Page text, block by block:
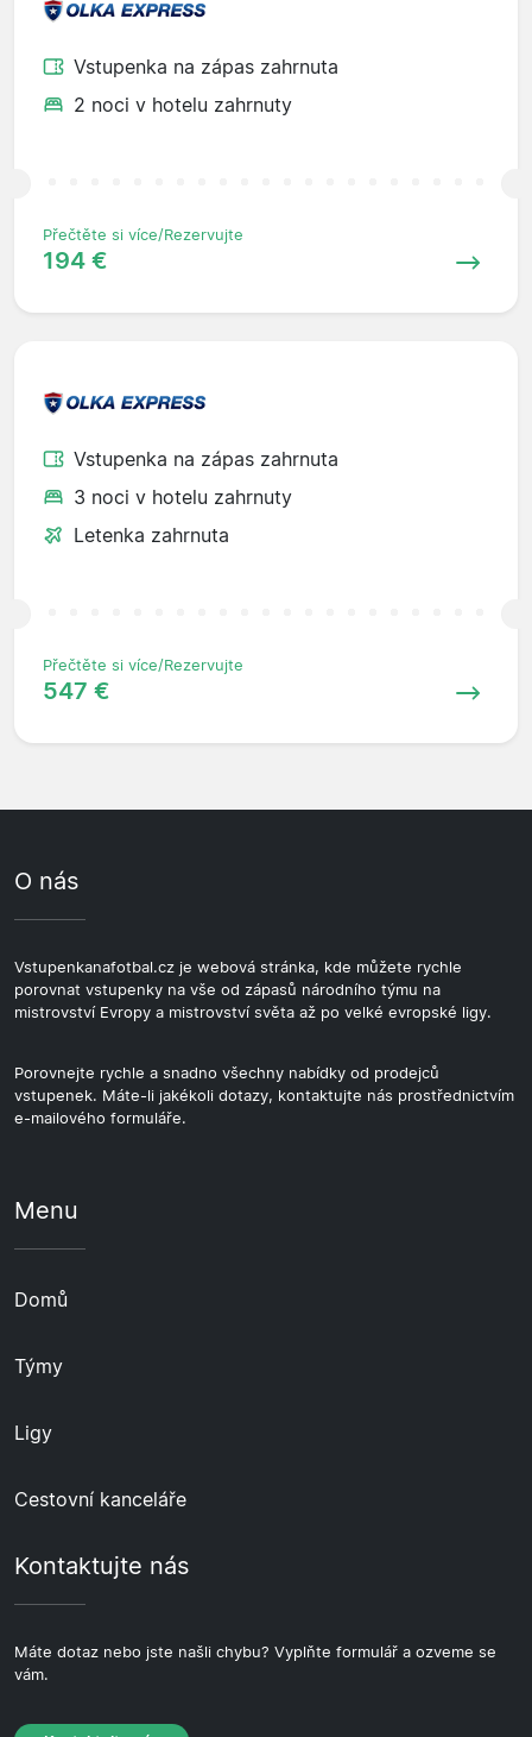
Vstupenka na zápas zahrnuta
2 noci v hotelu zahrnuty
Přečtěte si více/Rezervujte
194 €
Vstupenka na zápas zahrnuta
3 noci v hotelu zahrnuty
Letenka zahrnuta
Přečtěte si více/Rezervujte
547 €
O nás
Vstupenkanafotbal.cz je webová stránka, kde můžete rychle
porovnat vstupenky na vše od zápasů národního týmu na
mistrovství Evropy a mistrovství světa až po velké evropské ligy.
Porovnejte rychle a snadno všechny nabídky od prodejců
vstupenek. Máte-li jakékoli dotazy, kontaktujte nás prostřednictvím
e-mailového formuláře.
Menu
Domů
Týmy
Ligy
Cestovní kanceláře
Kontaktujte nás
Máte dotaz nebo jste našli chybu? Vyplňte formulář a ozveme se
vám.